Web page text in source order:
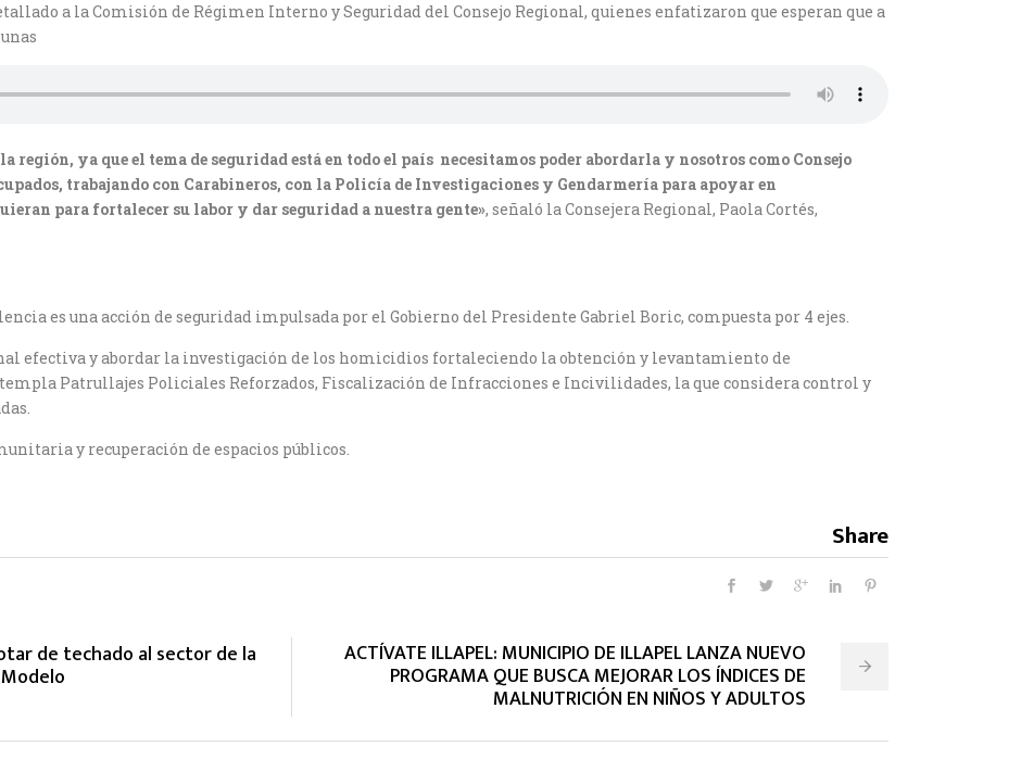
a la Comisión de Régimen Interno y Seguridad del Consejo Regional, quienes enfatizaron que esperan que a
región, ya que el tema de seguridad está en todo el país necesitamos poder abordarla y nosotros como Consejo
trabajando con Carabineros, con la Policía de Investigaciones y Gendarmería para apoyar en
para fortalecer su labor y dar seguridad a nuestra gente», señaló la Consejera Regional, Paola Cortés,
es una acción de seguridad impulsada por el Gobierno del Presidente Gabriel Boric, compuesta por 4 ejes.
efectiva y abordar la investigación de los homicidios fortaleciendo la obtención y levantamiento de
Patrullajes Policiales Reforzados, Fiscalización de Infracciones e Incivilidades, la que considera control y
y recuperación de espacios públicos.
Share
de techado al sector de la ACTÍVATE ILLAPEL: MUNICIPIO DE ILLAPEL LANZA NUEVO
PROGRAMA QUE BUSCA MEJORAR LOS ÍNDICES DE
MALNUTRICIÓN EN NIÑOS Y ADULTOS